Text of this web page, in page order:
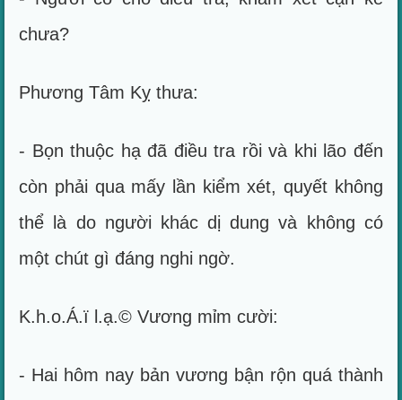
chưa?
Phương Tâm Kỵ thưa:
- Bọn thuộc hạ đã điều tra rồi và khi lão đến
còn phải qua mấy lần kiểm xét, quyết không
thể là do người khác dị dung và không có
một chút gì đáng nghi ngờ.
K.h.o.Á.ï l.ạ.© Vương mỉm cười:
- Hai hôm nay bản vương bận rộn quá thành